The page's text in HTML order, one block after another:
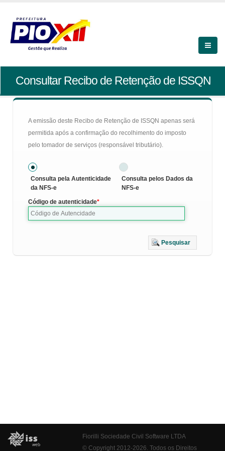
Consultar Recibo de Retenção de ISSQN
A emissão deste Recibo de Retenção de ISSQN apenas será
permitida após a confirmação do recolhimento do imposto
pelo tomador de serviços (responsável tributário).
Consulta pela Autenticidade
da NFS-e
Consulta pelos Dados da
NFS-e
Código de autenticidade
Pesquisar
Fiorilli Sociedade Civil Software LTDA
© Copyright 2012-2026. Todos os Direitos